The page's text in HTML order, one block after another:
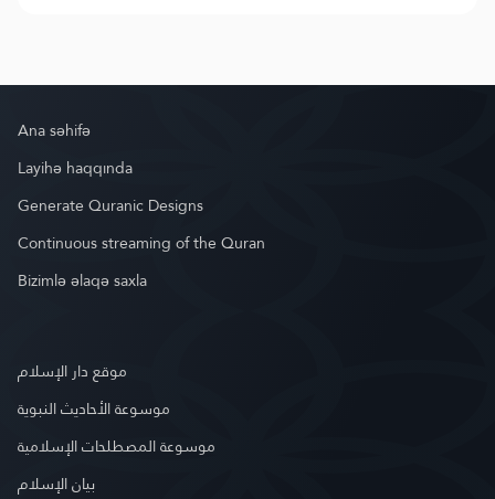
Ana səhifə
Layihə haqqında
Generate Quranic Designs
Continuous streaming of the Quran
Bizimlə əlaqə saxla
موقع دار الإسلام
موسوعة الأحاديث النبوية
موسوعة المصطلحات الإسلامية
بيان الإسلام